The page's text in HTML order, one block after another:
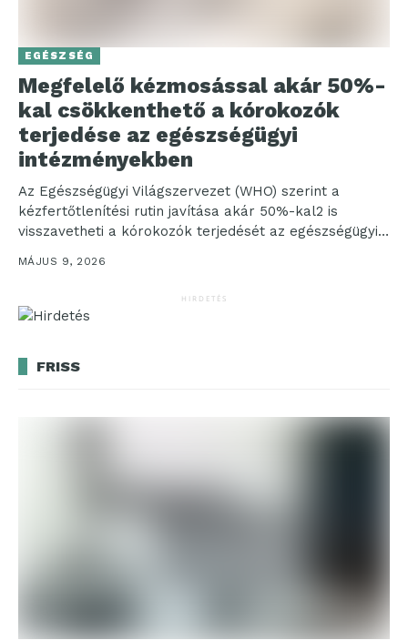
EGÉSZSÉG
Megfelelő kézmosással akár 50%-
kal csökkenthető a kórokozók
terjedése az egészségügyi
intézményekben
Az Egészségügyi Világszervezet (WHO) szerint a
kézfertőtlenítési rutin javítása akár 50%-kal2 is
visszavetheti a kórokozók terjedését az egészségügyi
intézményekben, ugyanakkor gyakori tapasztalat,
MÁJUS 9, 2026
HIRDETÉS
FRISS